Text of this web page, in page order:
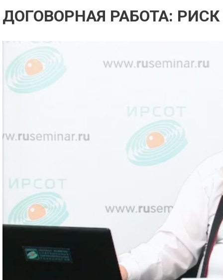
ДОГОВОРНАЯ РАБОТА:
Предварительный просмотр.